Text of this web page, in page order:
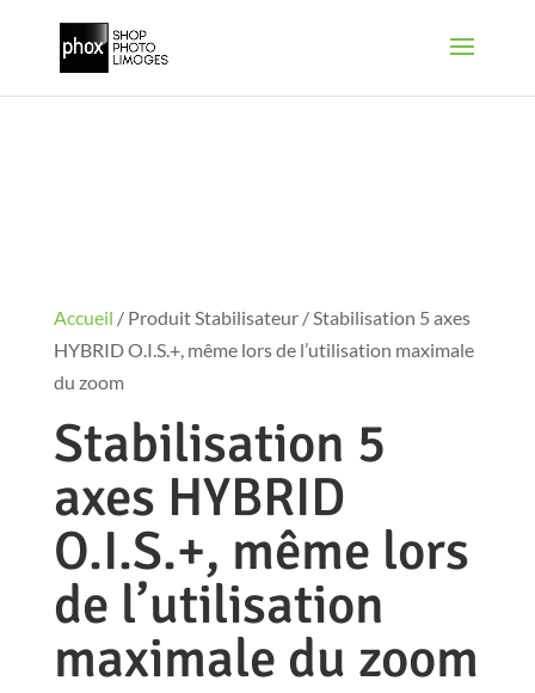
Accueil / Produit Stabilisateur / Stabilisation 5 axes
HYBRID O.I.S.+, même lors de l’utilisation maximale
du zoom
Stabilisation 5
axes HYBRID
O.I.S.+, même lors
de l’utilisation
maximale du zoom